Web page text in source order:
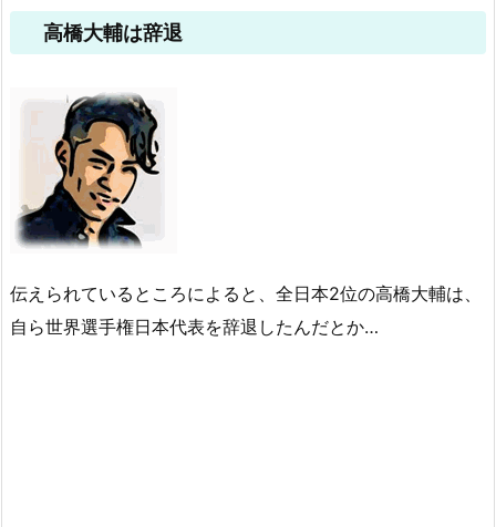
高橋大輔は辞退
伝えられているところによると、全日本2位の高橋大輔は、
自ら世界選手権日本代表を辞退したんだとか…